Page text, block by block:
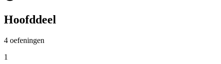
Hoofddeel
4 oefeningen
1